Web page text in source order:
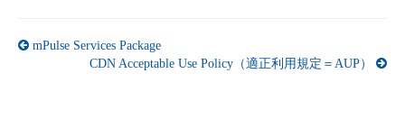
mPulse Services Package
CDN Acceptable Use Policy（適正利用規定＝AUP）